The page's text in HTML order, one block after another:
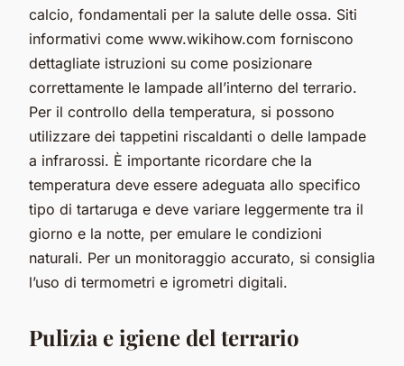
calcio, fondamentali per la salute delle ossa. Siti
informativi come www.wikihow.com forniscono
dettagliate istruzioni su come posizionare
correttamente le lampade all’interno del terrario.
Per il controllo della temperatura, si possono
utilizzare dei tappetini riscaldanti o delle lampade
a infrarossi. È importante ricordare che la
temperatura deve essere adeguata allo specifico
tipo di tartaruga e deve variare leggermente tra il
giorno e la notte, per emulare le condizioni
naturali. Per un monitoraggio accurato, si consiglia
l’uso di termometri e igrometri digitali.
Pulizia e igiene del terrario